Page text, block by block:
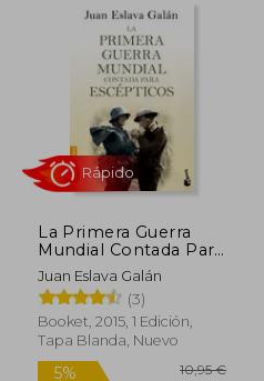
La Primera Guerra
Mundial Contada Para
Escépticos
Juan Eslava Galán
(3)
Booket, 2015, 1 Edición,
Tapa Blanda, Nuevo